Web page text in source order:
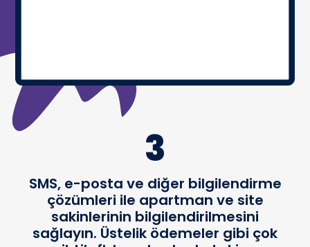
3
SMS, e-posta ve diğer bilgilendirme
çözümleri ile apartman ve site
sakinlerinin bilgilendirilmesini
sağlayın. Üstelik ödemeler gibi çok